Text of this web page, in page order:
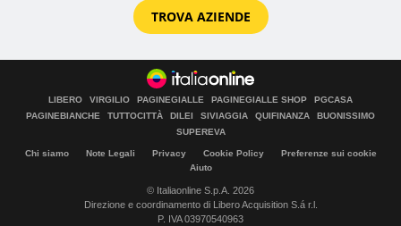
TROVA AZIENDE
LIBERO VIRGILIO PAGINEGIALLE PAGINEGIALLE SHOP
PGCASA
PAGINEBIANCHE
TUTTOCITTÀ DILEI SIVIAGGIA QUIFINANZA
BUONISSIMO
SUPEREVA
Chi siamo Note Legali Privacy Cookie Policy
Preferenze sui cookie
Aiuto
© Italiaonline S.p.A. 2026
Direzione e coordinamento di Libero Acquisition S.á r.l.
P. IVA 03970540963